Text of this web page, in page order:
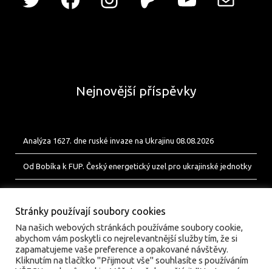
Nejnovější příspěvky
Analýza 1627. dne ruské invaze na Ukrajinu 08.08.2026
Od Bobíka k FUP. Český energetický uzel pro ukrajinské jednotky
Stránky používají soubory cookies
Na našich webových stránkách používáme soubory cookie,
abychom vám poskytli co nejrelevantnější služby tím, že si
zapamatujeme vaše preference a opakované návštěvy.
Kliknutím na tlačítko "Přijmout vše" souhlasíte s používáním